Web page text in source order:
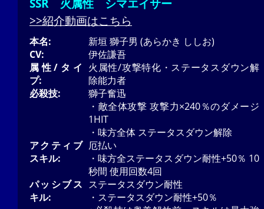
SSR 火属性 シマエイサー
>>紹介動画はこちら
本名:
新垣 獅子男 (あらかき ししお)
CV:
伊佐謙吾
属性/タイ
プ:
火属性/攻撃特化・ステータスダウン解
除能力者
必殺技:
獅子奮迅
・敵全体攻撃 攻撃力×240％のダメージ
1HIT
・味方全体 ステータスダウン解除
アクティブ
スキル:
厄払い
・味方全ステータスダウン耐性+50％ 10
秒間 使用回数4回
パッシブス
キル:
ステータスダウン耐性
・ステータスダウン耐性+50％